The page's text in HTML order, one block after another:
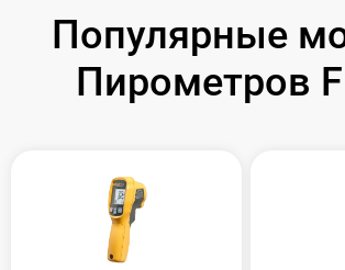
Популярные
Пирометров